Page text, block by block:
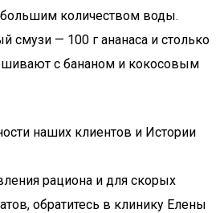
количеством воды.
смузи — 100 г ананаса и столько
с бананом и кокосовым
наших клиентов и Истории
рациона и для скорых
обратитесь в клинику Елены